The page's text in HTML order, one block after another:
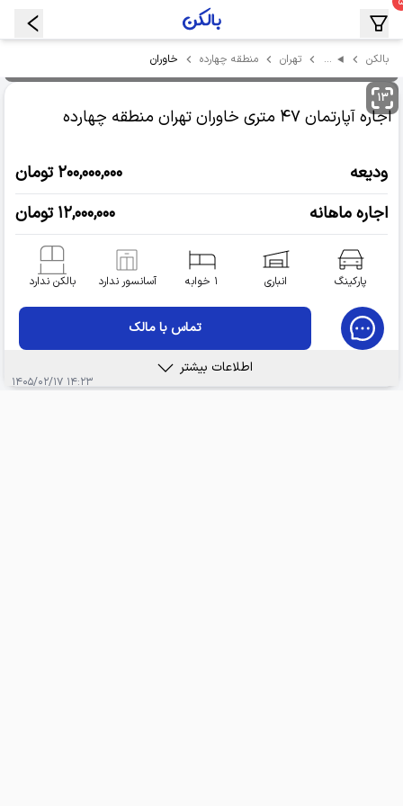
بالکن … تهران منطقه چهارده خاوران
۱۳
اجاره آپارتمان۴۷ متری خاوران تهران منطقه چهارده
ودیعه
۲۰۰,۰۰۰,۰۰۰ تومان
اجاره ماهانه
۱۲,۰۰۰,۰۰۰ تومان
پارکینگ انباری ۱ خوابه آسانسور ندارد بالکن ندارد
تماس با مالک
اطلاعات بیشتر
۱۴:۲۳ ۱۴۰۵/۰۲/۱۷